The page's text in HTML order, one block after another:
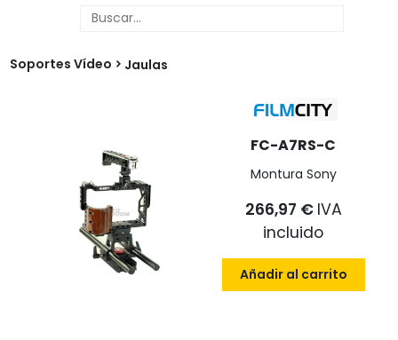
Soportes Vídeo Jaulas
FC-A7RS-C
Montura Sony
266,97 € IVA
incluido
Añadir al carrito